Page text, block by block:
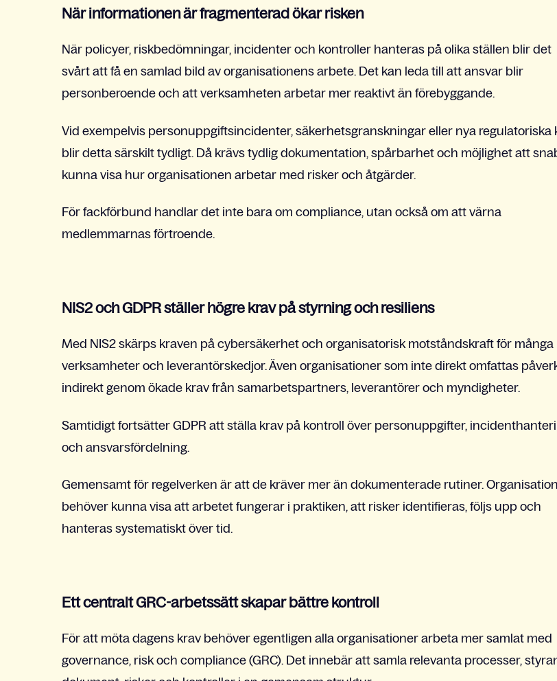
När informationen är fragmenterad ökar risken
När policyer, riskbedömningar, incidenter och kontroller hanteras på olika ställen blir det
svårt att få en samlad bild av organisationens arbete. Det kan leda till att ansvar blir
personberoende och att verksamheten arbetar mer reaktivt än förebyggande.
Vid exempelvis personuppgiftsincidenter, säkerhetsgranskningar eller nya regulatoriska
blir detta särskilt tydligt. Då krävs tydlig dokumentation, spårbarhet och möjlighet att
kunna visa hur organisationen arbetar med risker och åtgärder.
För fackförbund handlar det inte bara om compliance, utan också om att värna
medlemmarnas förtroende.
NIS2 och GDPR ställer högre krav på styrning och resiliens
Med NIS2 skärps kraven på cybersäkerhet och organisatorisk motståndskraft för många
verksamheter och leverantörskedjor. Även organisationer som inte direkt omfattas
indirekt genom ökade krav från samarbetspartners, leverantörer och myndigheter.
Samtidigt fortsätter GDPR att ställa krav på kontroll över personuppgifter,
och ansvarsfördelning.
Gemensamt för regelverken är att de kräver mer än dokumenterade rutiner.
behöver kunna visa att arbetet fungerar i praktiken, att risker identifieras, följs upp och
hanteras systematiskt över tid.
Ett centralt GRC-arbetssätt skapar bättre kontroll
För att möta dagens krav behöver egentligen alla organisationer arbeta mer samlat med
governance, risk och compliance (GRC). Det innebär att samla relevanta processer,